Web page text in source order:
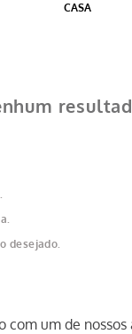
CASA
desejado.
com um de